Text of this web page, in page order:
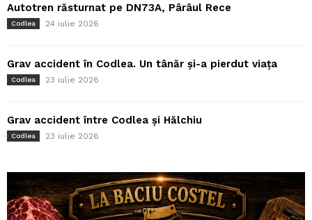
Autotren răsturnat pe DN73A, Pârâul Rece
Codlea 24 iulie 2026
Grav accident în Codlea. Un tânăr și-a pierdut viața
Codlea 23 iulie 2026
Grav accident între Codlea și Hălchiu
Codlea 23 iulie 2026